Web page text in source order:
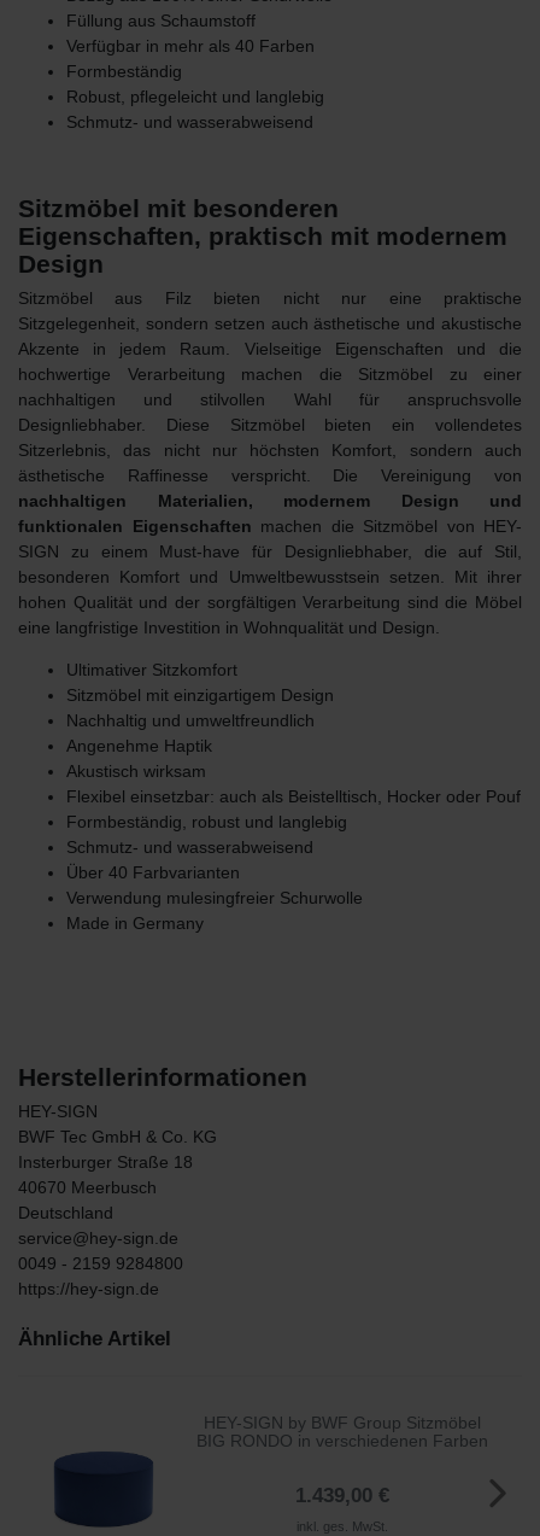
Füllung aus Schaumstoff
Verfügbar in mehr als 40 Farben
Formbeständig
Robust, pflegeleicht und langlebig
Schmutz- und wasserabweisend
Sitzmöbel mit besonderen
Eigenschaften, praktisch mit modernem
Design
Sitzmöbel aus Filz bieten nicht nur eine praktische
Sitzgelegenheit, sondern setzen auch ästhetische und akustische
Akzente in jedem Raum. Vielseitige Eigenschaften und die
hochwertige Verarbeitung machen die Sitzmöbel zu einer
nachhaltigen und stilvollen Wahl für anspruchsvolle
Designliebhaber. Diese Sitzmöbel bieten ein vollendetes
Sitzerlebnis, das nicht nur höchsten Komfort, sondern auch
ästhetische Raffinesse verspricht. Die Vereinigung von
nachhaltigen Materialien, modernem Design und
funktionalen Eigenschaften machen die Sitzmöbel von HEY-
SIGN zu einem Must-have für Designliebhaber, die auf Stil,
besonderen Komfort und Umweltbewusstsein setzen. Mit ihrer
hohen Qualität und der sorgfältigen Verarbeitung sind die Möbel
eine langfristige Investition in Wohnqualität und Design.
Ultimativer Sitzkomfort
Sitzmöbel mit einzigartigem Design
Nachhaltig und umweltfreundlich
Angenehme Haptik
Akustisch wirksam
Flexibel einsetzbar: auch als Beistelltisch, Hocker oder Pouf
Formbeständig, robust und langlebig
Schmutz- und wasserabweisend
Über 40 Farbvarianten
Verwendung mulesingfreier Schurwolle
Made in Germany
Herstellerinformationen
HEY-SIGN
BWF Tec GmbH & Co. KG
Insterburger Straße 18
40670 Meerbusch
Deutschland
service@hey-sign.de
0049 - 2159 9284800
https://hey-sign.de
Ähnliche Artikel
HEY-SIGN by BWF Group Sitzmöbel
BIG RONDO in verschiedenen Farben
1.439,00 €
inkl. ges. MwSt.